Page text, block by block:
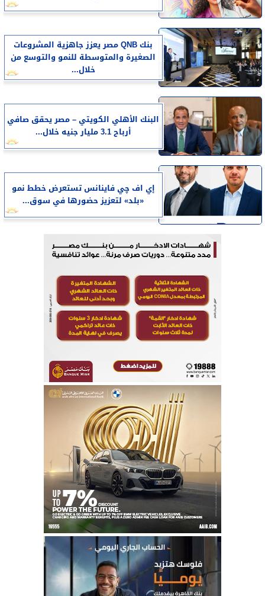
بنك QNB مصر يعزز جاهزية المشروعات
الصغيرة والمتوسطة للنمو والتوسع من
خلال...
البنك الأهلي الكويتي – مصر يحقق صافي
أرباح 3.1 مليار جنيه خلال...
إي اف چي فاينانس تستعرض خطط نمو
«بلد» لتعزيز حضورها في سوق...